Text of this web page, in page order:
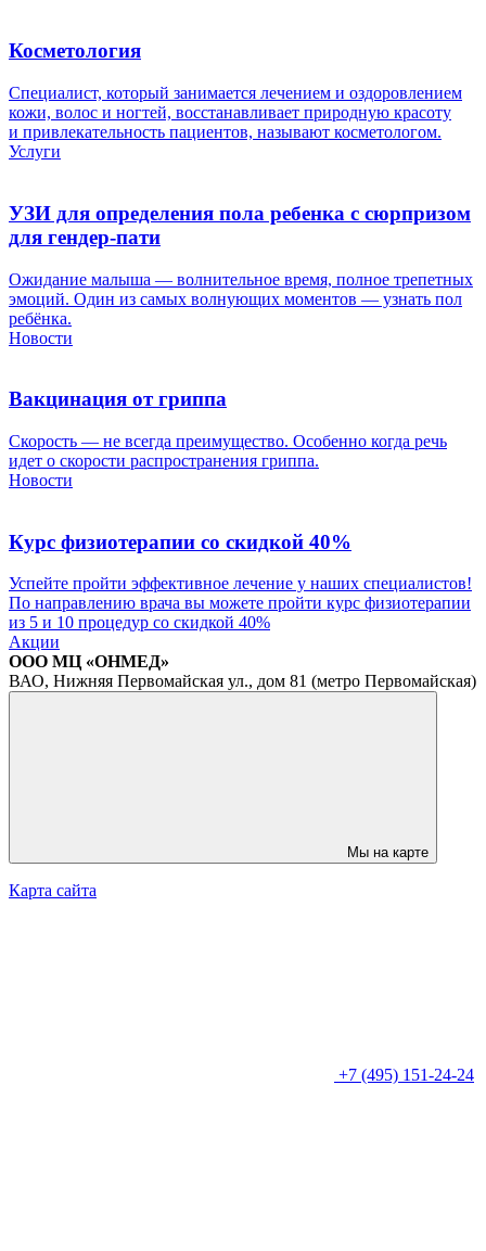
Косметология
Специалист, который занимается лечением и оздоровлением
кожи, волос и ногтей, восстанавливает природную красоту
и привлекательность пациентов, называют косметологом.
Услуги
УЗИ для определения пола ребенка с сюрпризом
для гендер-пати
Ожидание малыша — волнительное время, полное трепетных
эмоций. Один из самых волнующих моментов — узнать пол
ребёнка.
Новости
Вакцинация от гриппа
Скорость — не всегда преимущество. Особенно когда речь
идет о скорости распространения гриппа.
Новости
Курс физиотерапии со скидкой 40%
Успейте пройти эффективное лечение у наших специалистов!
По направлению врача вы можете пройти курс физиотерапии
из 5 и 10 процедур со скидкой 40%
Акции
ООО МЦ «ОНМЕД»
ВАО, Нижняя Первомайская ул., дом 81 (метро Первомайская)
Мы на карте
Карта сайта
+7 (495) 151-24-24